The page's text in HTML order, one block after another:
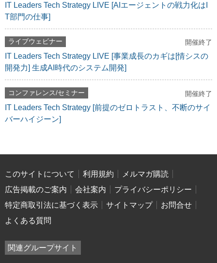
IT Leaders Tech Strategy LIVE [AIエージェントの戦力化はI
T部門の仕事]
ライブウェビナー 開催終了
IT Leaders Tech Strategy LIVE [事業成長のカギは[情シスの
開発力] 生成AI時代のシステム開発]
コンファレンス/セミナー 開催終了
IT Leaders Tech Strategy [前提のゼロトラスト、不断のサイ
バーハイジーン]
このサイトについて 利用規約
メルマガ購読
広告掲載のご案内
会社案内
プライバシーポリシー
特定商取引法に基づく表示
サイトマップ
お問合せ
よくある質問
関連グループサイト